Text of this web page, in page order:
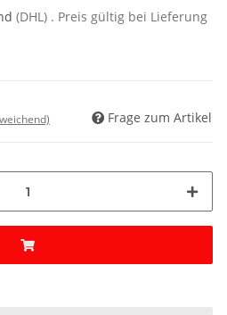
(DHL) . Preis gültig bei Lieferung
Frage zum Artikel